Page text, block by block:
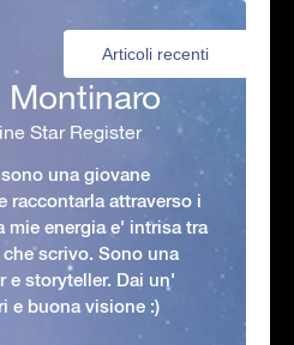
Articoli recenti
Montinaro
Star Register
una giovane
raccontarla attraverso i
mie energia e' intrisa tra
scrivo. Sono una
e storyteller. Dai un'
e buona visione :)